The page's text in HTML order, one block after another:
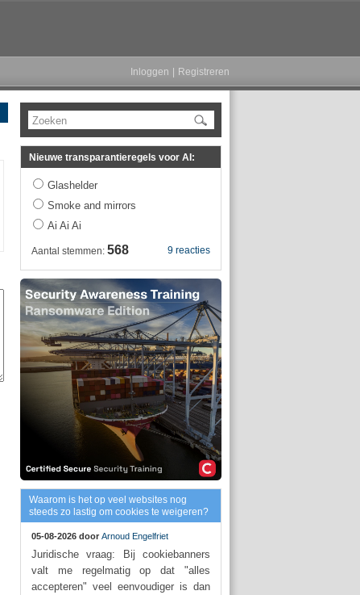
Inloggen Registreren
Zoeken
Nieuwe transparantieregels voor AI:
Glashelder
Smoke and mirrors
Ai Ai Ai
9 reacties
Aantal stemmen: 568
Waarom is het op veel websites nog
steeds zo lastig om cookies te weigeren?
05-08-2026 door Arnoud Engelfriet
Juridische vraag: Bij cookiebanners
valt me regelmatig op dat "alles
accepteren" veel eenvoudiger is dan